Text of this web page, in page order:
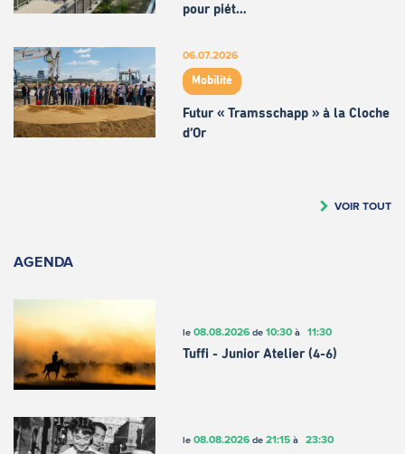
pour piét…
06.07.2026
Mobilité
Futur « Tramsschapp » à la Cloche
d’Or
VOIR TOUT
AGENDA
le 08.08.2026de 10:30à 11:30
Tuffi - Junior Atelier (4-6)
le 08.08.2026de 21:15à 23:30